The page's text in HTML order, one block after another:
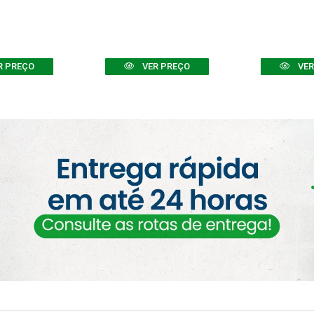
PREÇO VER PREÇO